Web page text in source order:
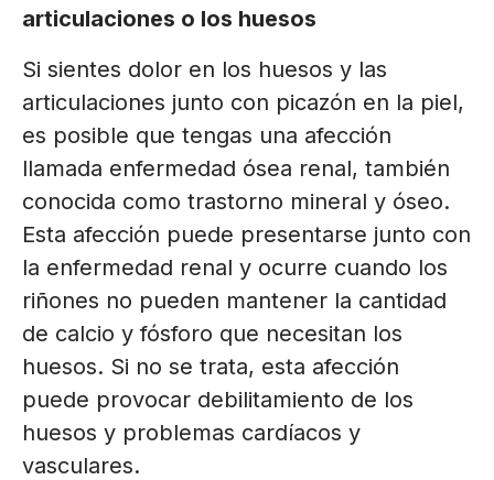
articulaciones o los huesos
Si sientes dolor en los huesos y las
articulaciones junto con picazón en la piel,
es posible que tengas una afección
llamada enfermedad ósea renal, también
conocida como trastorno mineral y óseo.
Esta afección puede presentarse junto con
la enfermedad renal y ocurre cuando los
riñones no pueden mantener la cantidad
de calcio y fósforo que necesitan los
huesos. Si no se trata, esta afección
puede provocar debilitamiento de los
huesos y problemas cardíacos y
vasculares.